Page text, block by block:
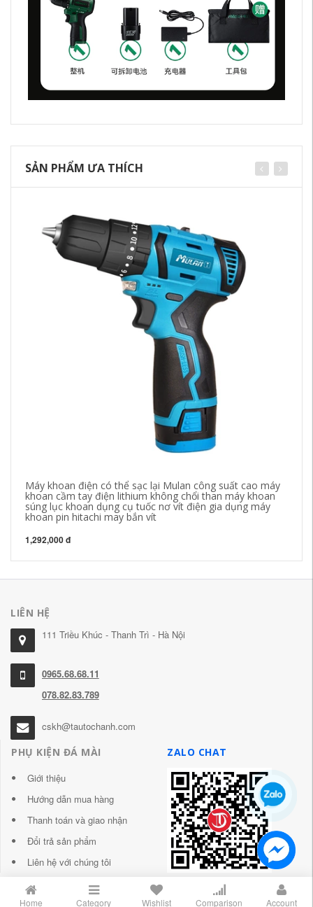
SẢN PHẨM ƯA THÍCH
Máy khoan điện có thể sạc lại Mulan công suất cao máy
khoan cầm tay điện lithium không chổi than máy khoan
súng lục khoan dụng cụ tuốc nơ vít điện gia dụng máy
khoan pin hitachi may bắn vít
1,292,000 đ
LIÊN HỆ
111 Triều Khúc - Thanh Trì - Hà Nội
0965.68.68.11
078.82.83.789
cskh@tautochanh.com
PHỤ KIỆN ĐÁ MÀI
Giới thiệu
Hướng dẫn mua hàng
Thanh toán và giao nhận
Đổi trả sản phẩm
Liên hệ với chúng tôi
ZALO CHAT
Home Category Wishlist Comparison Account